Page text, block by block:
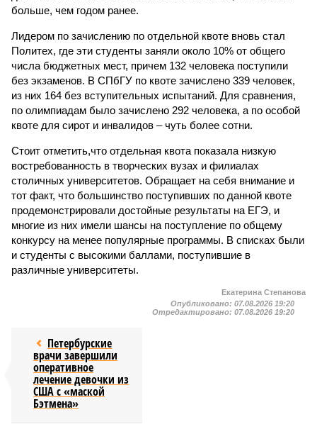
больше, чем годом ранее.
Лидером по зачислению по отдельной квоте вновь стал
Политех, где эти студенты заняли около 10% от общего
числа бюджетных мест, причем 132 человека поступили
без экзаменов. В СПбГУ по квоте зачислено 339 человек,
из них 164 без вступительных испытаний. Для сравнения,
по олимпиадам было зачислено 292 человека, а по особой
квоте для сирот и инвалидов – чуть более сотни.
Стоит отметить,что отдельная квота показала низкую
востребованность в творческих вузах и филиалах
столичных университетов. Обращает на себя внимание и
тот факт, что большинство поступивших по данной квоте
продемонстрировали достойные результаты на ЕГЭ, и
многие из них имели шансы на поступление по общему
конкурсу на менее популярные программы. В списках были
и студенты с высокими баллами, поступившие в
различные университеты.
Екатерина Степанова
Опубликовано: 07.08.2026 19:20
Отредактировано: 07.08.2026 19:20
Петербурские
врачи завершили
оперативное
лечение девочки из
США с «маской
Бэтмена»